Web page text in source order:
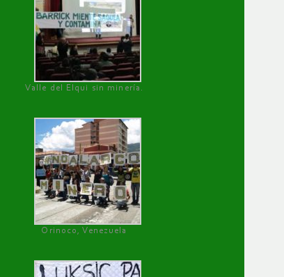
Valle del Elqui sin minería.
Orinoco, Venezuela